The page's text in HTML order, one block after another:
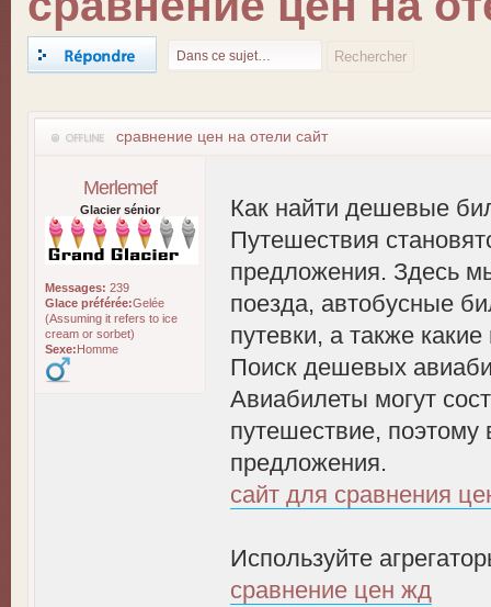
сравнение цен на отели сайт
Merlemef
Glacier sénior
Messages: 239
Glace préférée:Gelée
(Assuming it refers to ice
cream or sorbet)
Sexe:Homme
Как найти дешевые
Путешествия
предложения. Здесь
поезда, автобусные
путевки, а также
Поиск дешевых
Авиабилеты могут
путешествие,
предложения.
сайт для сравнения
Используйте
сравнение цен жд